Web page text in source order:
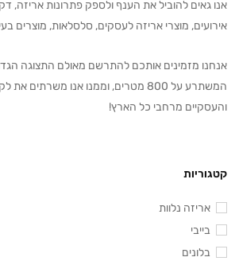
אנו גאים להוביל את הענף ולספק פתרונות אריזה,
אירועים, מוצרי אריזה לעסקים, סלסלאות, מוצרים
אנחנו מזמינים אותכם להתרשם מאולם התצוגה
המשתרע על 800 מטרים, וממנו אנו משרתים
והעסקיים מרחבי כל הארץ!
קטגוריות
אריזה נלוות
בייבי
בלונים